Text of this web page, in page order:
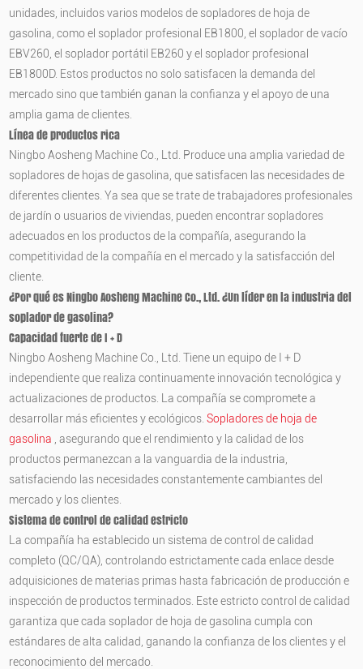
unidades, incluidos varios modelos de sopladores de hoja de
gasolina, como el soplador profesional EB1800, el soplador de vacío
EBV260, el soplador portátil EB260 y el soplador profesional
EB1800D. Estos productos no solo satisfacen la demanda del
mercado sino que también ganan la confianza y el apoyo de una
amplia gama de clientes.
Línea de productos rica
Ningbo Aosheng Machine Co., Ltd. Produce una amplia variedad de
sopladores de hojas de gasolina, que satisfacen las necesidades de
diferentes clientes. Ya sea que se trate de trabajadores profesionales
de jardín o usuarios de viviendas, pueden encontrar sopladores
adecuados en los productos de la compañía, asegurando la
competitividad de la compañía en el mercado y la satisfacción del
cliente.
¿Por qué esNingbo Aosheng Machine Co., Ltd.¿Un líder en la industria del
soplador de gasolina?
Capacidad fuerte de I + D
Ningbo Aosheng Machine Co., Ltd. Tiene un equipo de I + D
independiente que realiza continuamente innovación tecnológica y
actualizaciones de productos. La compañía se compromete a
desarrollar más eficientes y ecológicos.Sopladores de hoja de
gasolina
, asegurando que el rendimiento y la calidad de los
productos permanezcan a la vanguardia de la industria,
satisfaciendo las necesidades constantemente cambiantes del
mercado y los clientes.
Sistema de control de calidad estricto
La compañía ha establecido un sistema de control de calidad
completo (QC/QA), controlando estrictamente cada enlace desde
adquisiciones de materias primas hasta fabricación de producción e
inspección de productos terminados. Este estricto control de calidad
garantiza que cada soplador de hoja de gasolina cumpla con
estándares de alta calidad, ganando la confianza de los clientes y el
reconocimiento del mercado.